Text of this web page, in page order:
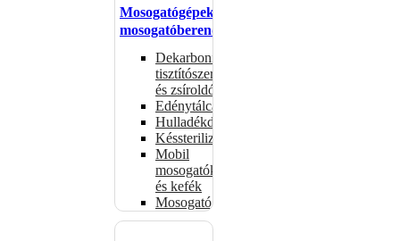
Mosogatógépek,
mosogatóberendezések
Dekarbonizáló
tisztítószerek
és zsíroldók
Edénytálcák
Hulladékdarálók
Késsterilizátorok
Mobil
mosogatók
és kefék
Mosogatógépkosarak